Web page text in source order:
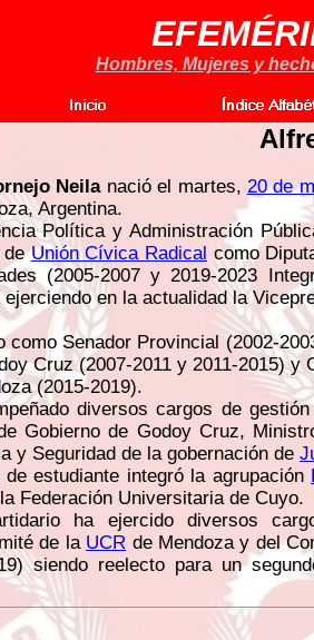
Hombres, Mujeres y
Neilanació el martes, 20 de
Argentina.
Política y Administración
deUnión Cívica Radical como
(2005-2007 y 2019-2023
en la actualidad la
como Senador Provincial (2002-
Cruz (2007-2011 y 2011-2015) y
(2015-2019).
diversos cargos de
Gobierno de Godoy Cruz,
y Seguridad de la gobernación de
estudiante integró la agrupación
Federación Universitaria de Cuyo.
ha ejercido diversos
de la UCR de Mendoza y del
siendo reelecto para un